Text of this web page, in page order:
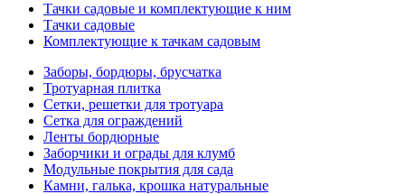
Тачки садовые и комплектующие к ним
Тачки садовые
Комплектующие к тачкам садовым
Заборы, бордюры, брусчатка
Тротуарная плитка
Сетки, решетки для тротуара
Сетка для ограждений
Ленты бордюрные
Заборчики и ограды для клумб
Модульные покрытия для сада
Камни, галька, крошка натуральные